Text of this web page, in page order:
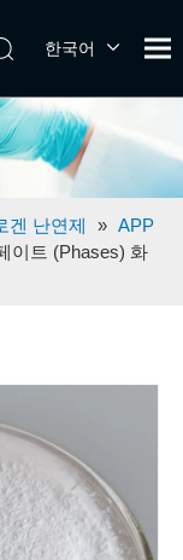
한국어
日本語
Español
English
겐 난연제 » APP
이트 (Phases) 화